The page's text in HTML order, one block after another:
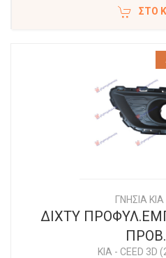
ΣΤΟ
ΓΝΗΣΙΑ
ΔΙΧΤΥ
KIA - CEED 3D